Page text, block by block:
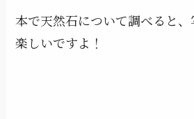
本で天然石について調べると
楽しいですよ！